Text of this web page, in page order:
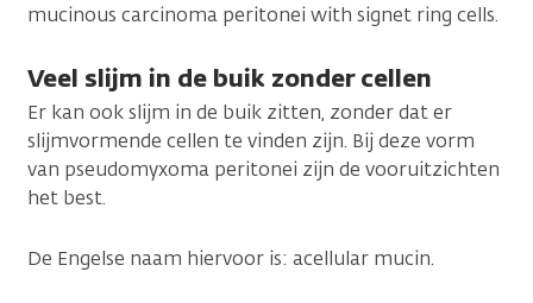
mucinous carcinoma peritonei with signet ring cells.
Veel slijm in de buik zonder cellen
Er kan ook slijm in de buik zitten, zonder dat er
slijmvormende cellen te vinden zijn. Bij deze vorm
van pseudomyxoma peritonei zijn de vooruitzichten
het best.
De Engelse naam hiervoor is: acellular mucin.